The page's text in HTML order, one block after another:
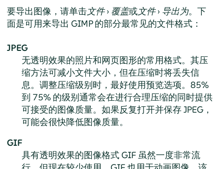
要导出图像，请单击文件› 覆盖或文件› 导出为。下
面是可用来导出 GIMP 的部分最常见的文件格式：
JPEG
无透明效果的照片和网页图形的常用格式。其压
缩方法可减小文件大小，但在压缩时将丢失信
息。调整压缩级别时，最好使用预览选项。85%
到 75% 的级别通常会在进行合理压缩的同时提供
可接受的图像质量。如果反复打开并保存 JPEG，
可能会很快降低图像质量。
GIF
具有透明效果的图像格式 GIF 虽然一度非常流